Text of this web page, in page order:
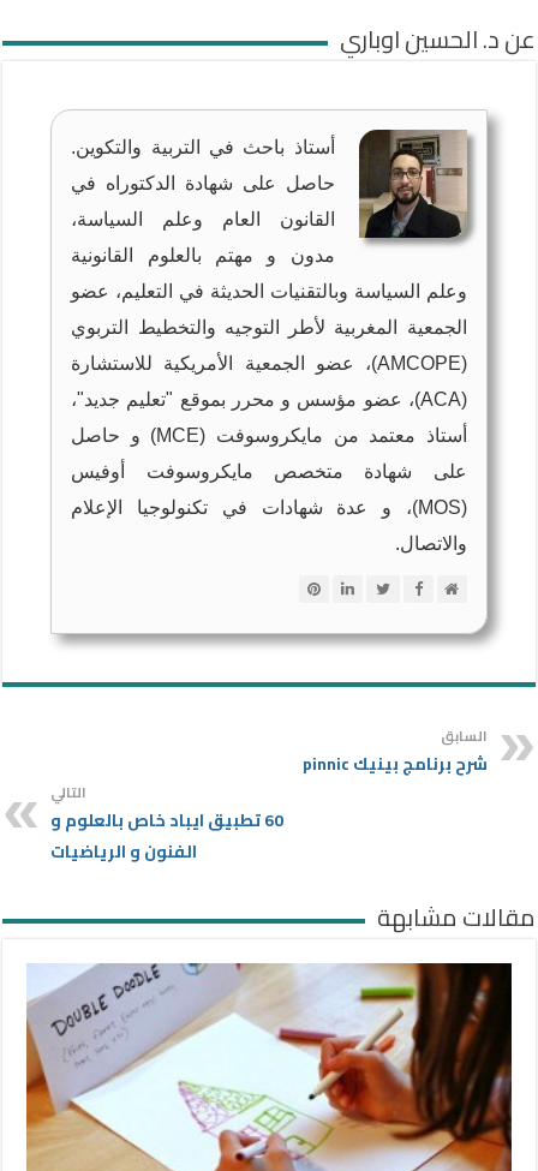
عن د. الحسين اوباري
أستاذ باحث في التربية والتكوين.
حاصل على شهادة الدكتوراه في
القانون العام وعلم السياسة،
مدون و مهتم بالعلوم القانونية
وعلم السياسة وبالتقنيات الحديثة في التعليم، عضو
الجمعية المغربية لأطر التوجيه والتخطيط التربوي
(AMCOPE)، عضو الجمعية الأمريكية للاستشارة
(ACA)، عضو مؤسس و محرر بموقع "تعليم جديد"،
أستاذ معتمد من مايكروسوفت (MCE) و حاصل
على شهادة متخصص مايكروسوفت أوفيس
(MOS)، و عدة شهادات في تكنولوجيا الإعلام
والاتصال.
السابق
شرح برنامج بينيك pinnic
التالي
60 تطبيق ايباد خاص بالعلوم و
الفنون و الرياضيات
مقالات مشابهة